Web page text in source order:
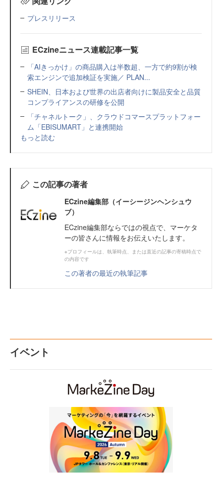
プレスリリース
ECzineニュース連載記事一覧
「AIきっかけ」の商品購入は半数超、一方で約9割が検
索エンジンで追加検証を実施／ PLAN...
SHEIN、日本および世界の出店者向けに製品安全と品質
コンプライアンスの研修を公開
「チャネルトーク」、クラウドコマースプラットフォー
ム「EBISUMART」と連携開始
もっと読む
この記事の著者
ECzine編集部（イーシージンヘンシュウ
ブ）
ECzine編集部ならではの視点で、マーケタ
ーの皆さんに情報をお伝えいたします。
※プロフィールは、執筆時点、または直近の記事の寄稿時点で
の内容です
この著者の最近の執筆記事
イベント